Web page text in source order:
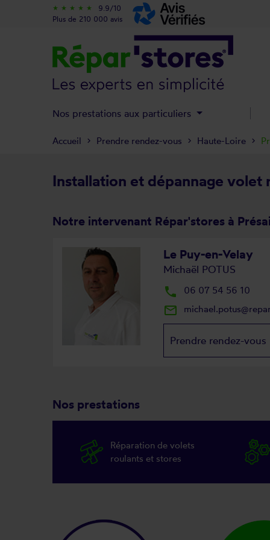
Installation et dépannage volet
Notre intervenant Répar'stores à
Le Puy-en-Velay
Michaël POTUS
local_phone 06 07 54 56 10
mail_outline
Prendre rendez-vous
Nos prestations
Réparation de volets
roulants et stores
Accueil Prendre rendez-vous Haute-Loire
star_rate star_rate star_rate star_rate star_rate
9.9/10
Plus de 210 000 avis
Nos prestations aux particuliers